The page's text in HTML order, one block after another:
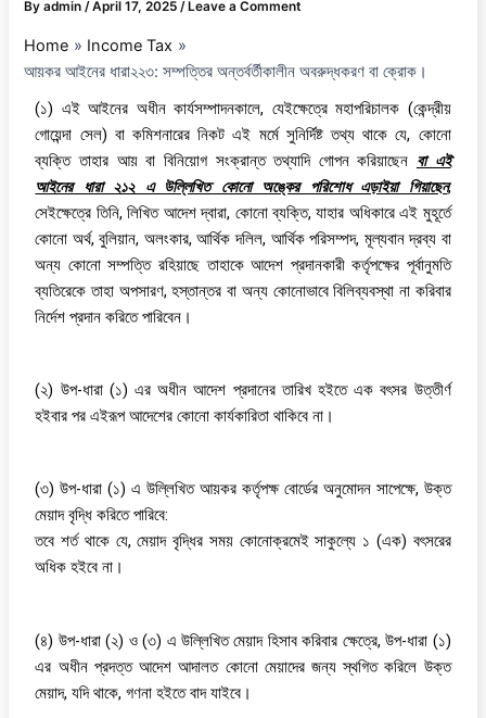
Byadmin /April 17, 2025 /Leave a Comment
Home
Income Tax
আয়কর আইনের ধারা২২৩: সম্পত্তির অন্তর্বর্তীকালীন অবরুদ্ধকরণ বা ক্রোক।
(১) এই আইনের অধীন কার্যসম্পাদনকালে, যেইক্ষেত্রে মহাপরিচালক (কেন্দ্রীয়
গোয়েন্দা সেল) বা কমিশনারের নিকট এই মর্মে সুনির্দিষ্ট তথ্য থাকে যে, কোনো
ব্যক্তি তাহার আয় বা বিনিয়োগ সংক্রান্ত তথ্যাদি গোপন করিয়াছেন বা এই
আইনের ধারা ২১২ এ উল্লিখিত কোনো অঙ্কের পরিশোধ এড়াইয়া গিয়াছেন,
সেইক্ষেত্রে তিনি, লিখিত আদেশ দ্বারা, কোনো ব্যক্তি, যাহার অধিকারে এই মুহূর্তে
কোনো অর্থ, বুলিয়ান, অলংকার, আর্থিক দলিল, আর্থিক পরিসম্পদ, মূল্যবান দ্রব্য বা
অন্য কোনো সম্পত্তি রহিয়াছে তাহাকে আদেশ প্রদানকারী কর্তৃপক্ষের পূর্বানুমতি
ব্যতিরেকে তাহা অপসারণ, হস্তান্তর বা অন্য কোনোভাবে বিলিব্যবস্থা না করিবার
নির্দেশ প্রদান করিতে পারিবেন।
(২) উপ-ধারা (১) এর অধীন আদেশ প্রদানের তারিখ হইতে এক বৎসর উত্তীর্ণ
হইবার পর এইরূপ আদেশের কোনো কার্যকারিতা থাকিবে না।
(৩) উপ-ধারা (১) এ উল্লিখিত আয়কর কর্তৃপক্ষ বোর্ডের অনুমোদন সাপেক্ষে, উক্ত
মেয়াদ বৃদ্ধি করিতে পারিবে:
তবে শর্ত থাকে যে, মেয়াদ বৃদ্ধির সময় কোনোক্রমেই সাকুল্যে ১ (এক) বৎসরের
অধিক হইবে না।
(৪) উপ-ধারা (২) ও (৩) এ উল্লিখিত মেয়াদ হিসাব করিবার ক্ষেত্রে, উপ-ধারা (১)
এর অধীন প্রদত্ত আদেশ আদালত কোনো মেয়াদের জন্য স্থগিত করিলে উক্ত
মেয়াদ, যদি থাকে, গণনা হইতে বাদ যাইবে।